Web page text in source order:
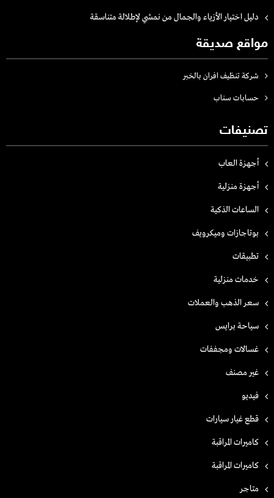
دليل اختيار الأزياء والجمال من نمشي لإطلالة متناسقة
مواقع صديقة
شركة تنظيف افران بالخبر
حسابات سناب
تصنيفات
أجهزة العاب
أجهزة منزلية
الساعات الذكية
بوتاجازات وميكرويف
تطبيقات
خدمات منزلية
سعر الذهب والعملات
سياحة برايس
غسالات ومجففات
غير مصنف
فيديو
قطع غيار سيارات
كاميرات المراقبة
كاميرات المراقبة
متاجر